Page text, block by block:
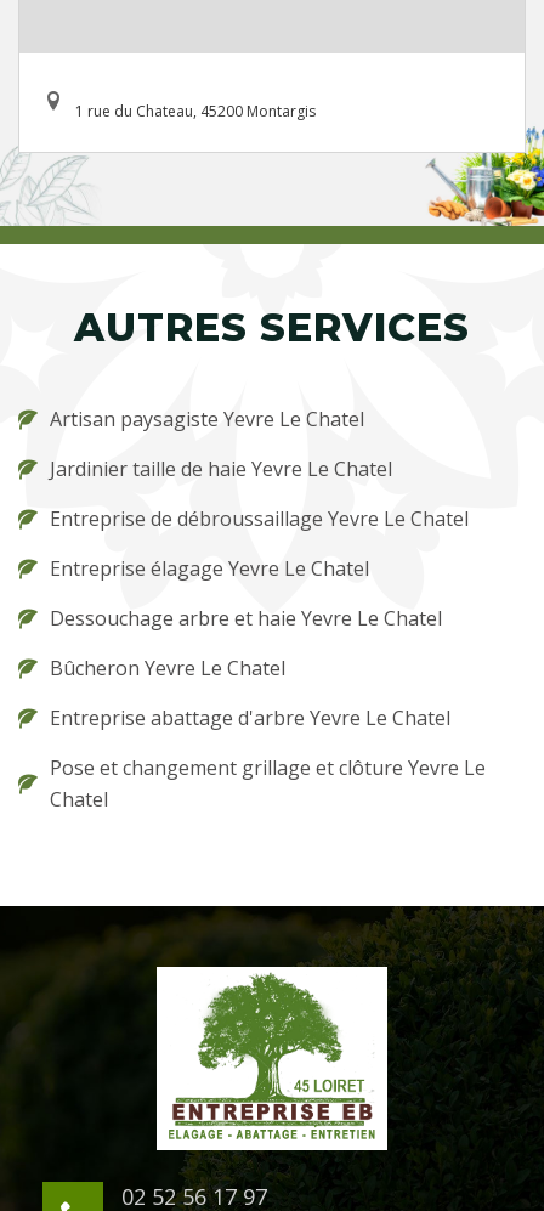
1 rue du Chateau, 45200 Montargis
AUTRES SERVICES
Artisan paysagiste Yevre Le Chatel
Jardinier taille de haie Yevre Le Chatel
Entreprise de débroussaillage Yevre Le Chatel
Entreprise élagage Yevre Le Chatel
Dessouchage arbre et haie Yevre Le Chatel
Bûcheron Yevre Le Chatel
Entreprise abattage d'arbre Yevre Le Chatel
Pose et changement grillage et clôture Yevre Le
Chatel
02 52 56 17 97